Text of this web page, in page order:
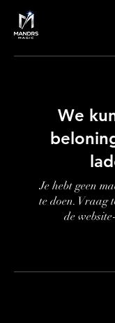
We
Je hebt geen
te doen. Vraag
de